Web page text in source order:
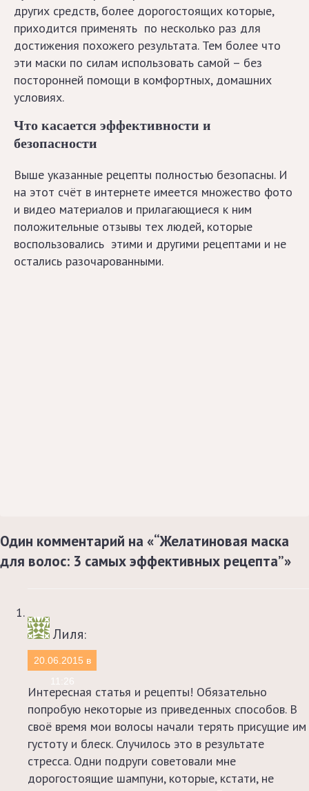
каждый
день
месяца
рекомендациями
пояснениями!
дни
августа
2020
можно
и
красить
дни
этого
красить
волосы!
Стрижка
и
окрашивание
волос
в
июне
2020
других средств, более дорогостоящих которые,
приходится применять по несколько раз для
достижения похожего результата. Тем более что
эти маски по силам использовать самой – без
посторонней помощи в комфортных, домашних
условиях.
Что касается эффективности и
безопасности
Выше указанные рецепты полностью безопасны. И
на этот счёт в интернете имеется множество фото
и видео материалов и прилагающиеся к ним
положительные отзывы тех людей, которые
воспользовались этими и другими рецептами и не
остались разочарованными.
Один комментарий на «“Желатиновая маска
для волос: 3 самых эффективных рецепта”»
Лиля:
20.06.2015 в
11:26
Интересная статья и рецепты! Обязательно
попробую некоторые из приведенных способов. В
своё время мои волосы начали терять присущие им
густоту и блеск. Случилось это в результате
стресса. Одни подруги советовали мне
дорогостоящие шампуни, которые, кстати, не